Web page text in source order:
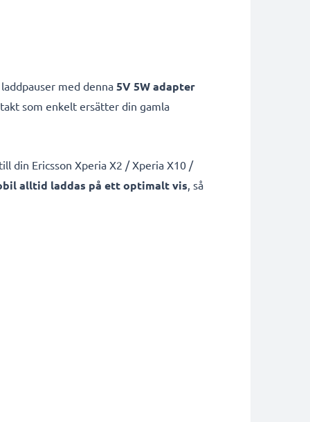
med denna5V 5W adapter
som enkelt ersätter din gamla
din Ericsson Xperia X2 / Xperia X10 /
alltid laddas på ett optimalt vis, så